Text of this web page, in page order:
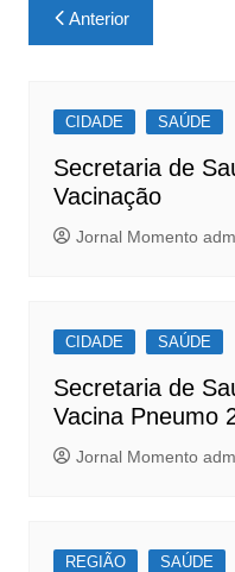
e
o
o
k
s
p
p
Navegação
de
Anterior
CIDADE SAÚDE
Secretaria de
Vacinação
Jornal Momento
CIDADE SAÚDE
Secretaria de
Vacina Pneumo
Jornal Momento
REGIÃO SAÚDE